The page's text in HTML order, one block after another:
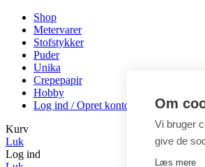
Shop
Metervarer
Stofstykker
Puder
Unika
Crepepapir
Hobby
Log ind / Opret konto
Kurv
Luk
Log ind
Om
Vi bruger
give de
Læs mere